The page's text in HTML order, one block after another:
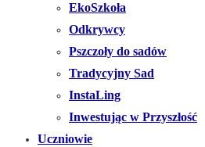
EkoSzkoła
Odkrywcy
Pszczoły do sadów
Tradycyjny Sad
InstaLing
Inwestując w Przyszłość
Uczniowie